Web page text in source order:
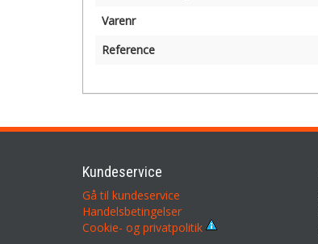
Varenr
Reference
Kundeservice
Gå til kundeservice
Handelsbetingelser
Cookie- og privatpolitik